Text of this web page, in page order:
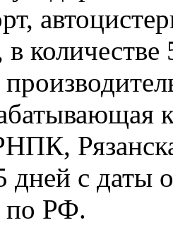
в
дней с даты
по РФ.